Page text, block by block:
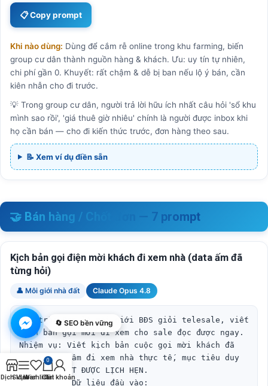
📋 Copy prompt
Khi nào dùng: Dùng để cắm rễ online trong khu farming, biến
group cư dân thành nguồn hàng & khách. Ưu: uy tín tự nhiên,
chi phí gần 0. Khuyết: rất chậm & dễ bị ban nếu lộ ý bán, cần
kiên nhẫn cho đi trước.
💡 Trong group cư dân, người trả lời hữu ích nhất câu hỏi 'sổ khu
mình sao rồi', 'giá thuê giờ nhiêu' chính là người được inbox khi
họ cần bán — cho đi kiến thức trước, đơn hàng theo sau.
📝 Xem ví dụ điền sẵn
🤝 Bán hàng / Chốt đơn — 7 prompt
Kịch bản gọi điện mời khách đi xem nhà (data ấm đã
từng hỏi)
👤 Môi giới nhà đất Claude Opus 4.8
Vai trò: Bạn là môi giới BĐS giỏi telesale, viết
kịch bản gọi mời đi xem cho sale đọc được ngay.
Nhiệm vụ: Viết kịch bản cuộc gọi mời khách đã
từng quan tâm đi xem nhà thực tế, mục tiêu duy
nhất là CHỐT ĐƯỢC LỊCH HẸN.
Bối cảnh / Dữ liệu đầu vào:
🔄 SEO bền vững
Dịch VụSidebarWishlist
0
Cart
Tài khoản